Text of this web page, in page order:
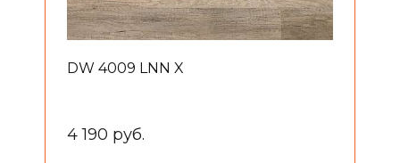
DW 4009 LNN X
4 190 руб.